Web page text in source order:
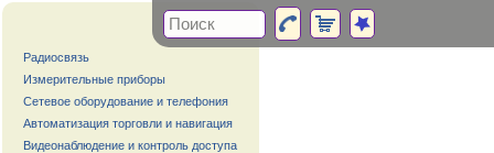
Радиосвязь
Измерительные приборы
Сетевое оборудование и телефония
Автоматизация торговли и навигация
Видеонаблюдение и контроль доступа